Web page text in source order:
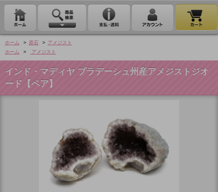
ホーム > 原石 > アメジスト
ホーム
> アメジスト
インド・マディヤ プラデーシュ州産アメジストジオ
ード【ペア】